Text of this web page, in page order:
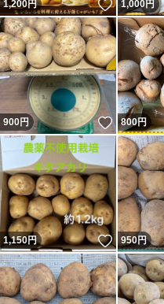
1,200円 いいね！
1,000円
900円 いいね！
800円
1,150円 いいね！
950円